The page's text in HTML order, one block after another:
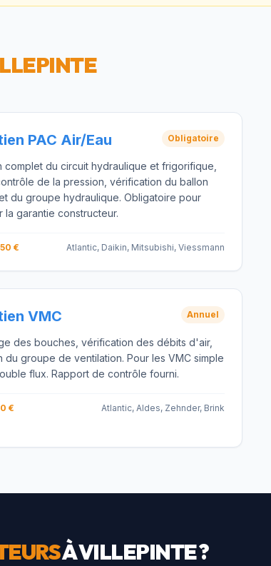
PAC Air/Eau Obligatoire
complet du circuit hydraulique et frigorifique,
de la pression, vérification du ballon
du groupe hydraulique. Obligatoire pour
la garantie constructeur.
€ Atlantic, Daikin, Mitsubishi, Viessmann
VMC Annuel
des bouches, vérification des débits d'air,
du groupe de ventilation. Pour les VMC simple
flux. Rapport de contrôle fourni.
€ Atlantic, Aldes, Zehnder, Brink
ÀVILLEPINTE?